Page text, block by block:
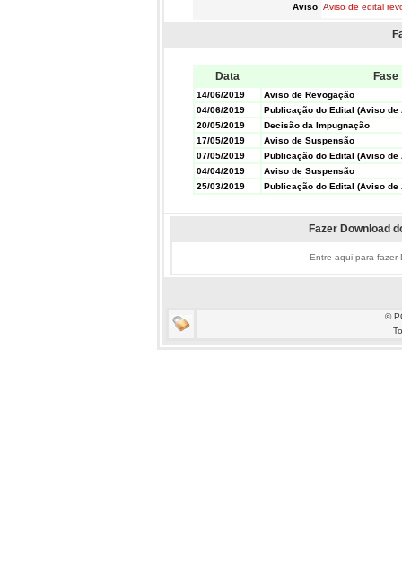
Aviso Aviso de edital
Data Fase
14/06/2019
Aviso de Revogação
04/06/2019
Publicação do Edital (Aviso de
20/05/2019
Decisão da Impugnação
17/05/2019
Aviso de Suspensão
07/05/2019
Publicação do Edital (Aviso de
04/04/2019
Aviso de Suspensão
25/03/2019
Publicação do Edital (Aviso de
Fazer Download
Entre aqui para fazer
©